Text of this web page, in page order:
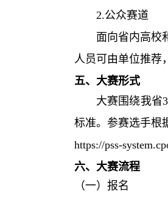
2.公众赛道
面向省内高校
人员可由单位推荐
五、大赛形式
大赛围绕我省
标准。参赛选手根
https://pss-
六、大赛流程
（一）报名